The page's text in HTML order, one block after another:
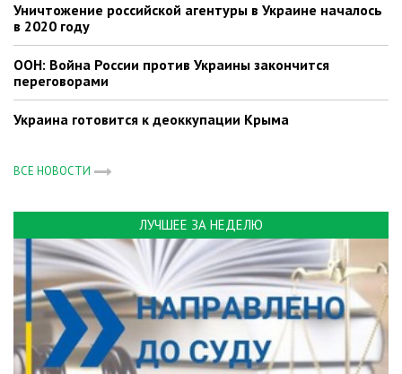
Уничтожение российской агентуры в Украине началось
в 2020 году
ООН: Война России против Украины закончится
переговорами
Украина готовится к деоккупации Крыма
ВСЕ НОВОСТИ
ЛУЧШЕЕ ЗА НЕДЕЛЮ